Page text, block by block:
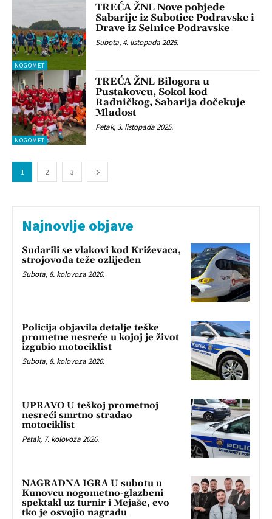
NOGOMET
TREĆA ŽNL Nove pobjede
Sabarije iz Subotice Podravske i
Drave iz Selnice Podravske
Subota, 4. listopada 2025.
NOGOMET
TREĆA ŽNL Bilogora u
Pustakovcu, Sokol kod
Radničkog, Sabarija dočekuje
Mladost
Petak, 3. listopada 2025.
1 2 3
Najnovije objave
Sudarili se vlakovi kod Križevaca,
strojovođa teže ozlijeđen
Subota, 8. kolovoza 2026.
Policija objavila detalje teške
prometne nesreće u kojoj je život
izgubio motociklist
Subota, 8. kolovoza 2026.
UPRAVO U teškoj prometnoj
nesreći smrtno stradao
motociklist
Petak, 7. kolovoza 2026.
NAGRADNA IGRA U subotu u
Kunovcu nogometno-glazbeni
spektakl uz turnir i Mejaše, evo
tko je osvojio nagradu